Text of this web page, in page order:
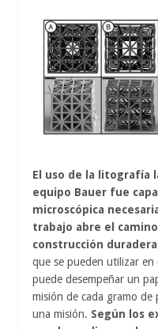
El uso de la litografía
equipo Bauer fue
microscópica
trabajo abre el
construcción
que se pueden utilizar
puede desempeñar un
misión de cada gramo de
una misión. Según los